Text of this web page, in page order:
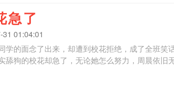
急了
01:04:01
学的面念了出来，却遭到校花拒绝，成了全班笑
狗的校花却急了，无论她怎么努力，周晨依旧无动